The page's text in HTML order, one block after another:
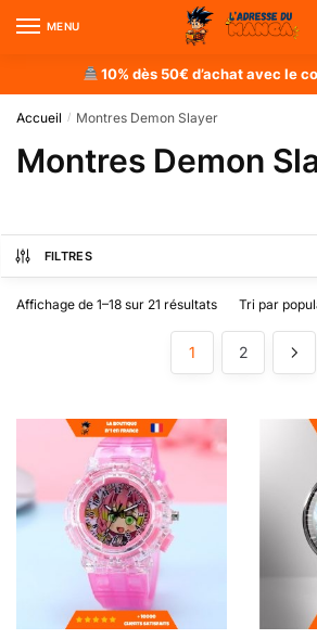
MENU
10% dès 50€ d’achat avec le
Accueil / Montres Demon Slayer
Montres Demon
FILTRES
Affichage de 1–18 sur 21 résultats
1 2